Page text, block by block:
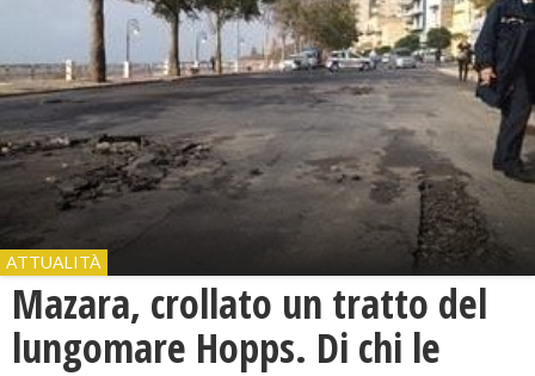
ATTUALITÀ
Mazara, crollato un tratto del
lungomare Hopps. Di chi le